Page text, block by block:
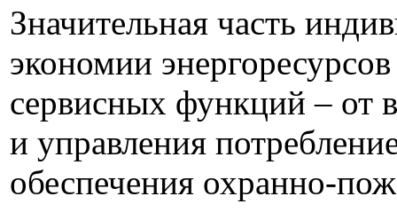
Значительная часть
экономии
сервисных функций – от
и управления
обеспечения охранно-